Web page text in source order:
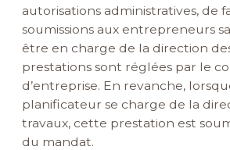
autorisations administratives, de
soumissions aux entrepreneurs
être en charge de la direction
prestations sont réglées par le
d’entreprise. En revanche,
planificateur se charge de la
travaux, cette prestation est
du mandat.